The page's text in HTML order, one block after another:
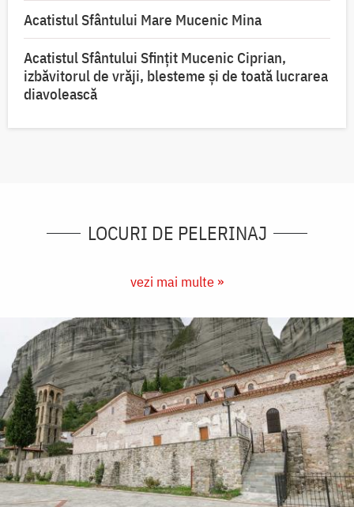
Acatistul Sfântului Mare Mucenic Mina
Acatistul Sfântului Sfințit Mucenic Ciprian,
izbăvitorul de vrăji, blesteme și de toată lucrarea
diavolească
LOCURI DE PELERINAJ
vezi mai multe »